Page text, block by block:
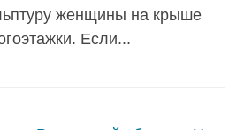
женщины на крыше
Если...